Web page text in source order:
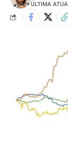
ÚLTIMA